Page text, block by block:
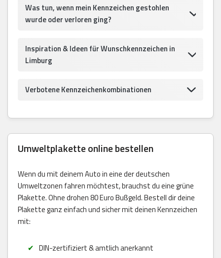
Was tun, wenn mein Kennzeichen gestohlen
wurde oder verloren ging?
Inspiration & Ideen für Wunschkennzeichen in
Limburg
Verbotene Kennzeichenkombinationen
Umweltplakette online bestellen
Wenn du mit deinem Auto in eine der deutschen
Umweltzonen fahren möchtest, brauchst du eine grüne
Plakette. Ohne drohen 80 Euro Bußgeld. Bestell dir deine
Plakette ganz einfach und sicher mit deinen Kennzeichen
mit:
DIN-zertifiziert & amtlich anerkannt